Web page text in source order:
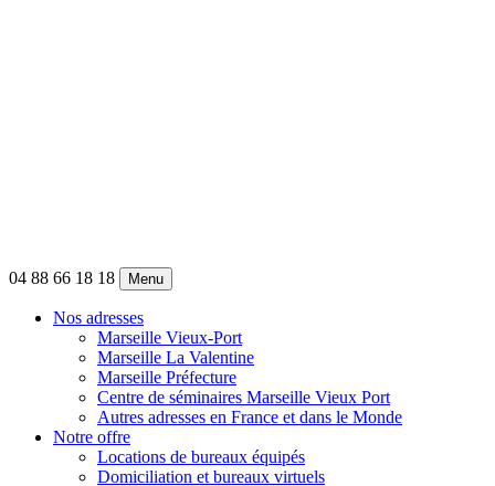
04 88 66 18 18 Menu
Nos adresses
Marseille Vieux-Port
Marseille La Valentine
Marseille Préfecture
Centre de séminaires Marseille Vieux Port
Autres adresses en France et dans le Monde
Notre offre
Locations de bureaux équipés
Domiciliation et bureaux virtuels